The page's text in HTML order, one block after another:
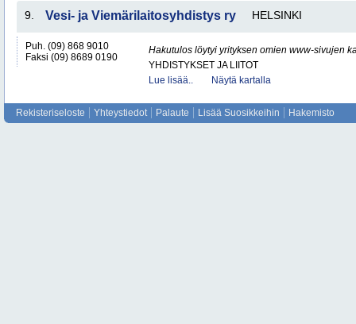
9. Vesi- ja Viemärilaitosyhdistys ry HELSINKI
Puh. (09) 868 9010
Faksi (09) 8689 0190
Hakutulos löytyi yrityksen omien www-sivujen
YHDISTYKSET JA LIITOT
Lue lisää..
Näytä kartalla
Rekisteriseloste Yhteystiedot Palaute Lisää Suosikkeihin Hakemisto